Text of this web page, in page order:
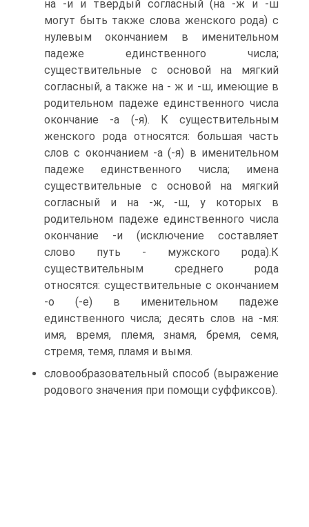
на -и и твердый согласный (на -ж и -ш
могут быть также слова женского рода) с
нулевым окончанием в именительном
падеже единственного числа;
существительные с основой на мягкий
согласный, а также на - ж и -ш, имеющие в
родительном падеже единственного числа
окончание -а (-я). К существительным
женского рода относятся: большая часть
слов с окончанием -а (-я) в именительном
падеже единственного числа; имена
существительные с основой на мягкий
согласный и на -ж, -ш, у которых в
родительном падеже единственного числа
окончание -и (исключение составляет
слово путь - мужского рода).К
существительным среднего рода
относятся: существительные с окончанием
-о (-е) в именительном падеже
единственного числа; десять слов на -мя:
имя, время, племя, знамя, бремя, семя,
стремя, темя, пламя и вымя.
словообразовательный способ (выражение
родового значения при помощи суффиксов).